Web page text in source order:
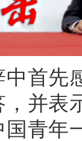
先感
并表
青年